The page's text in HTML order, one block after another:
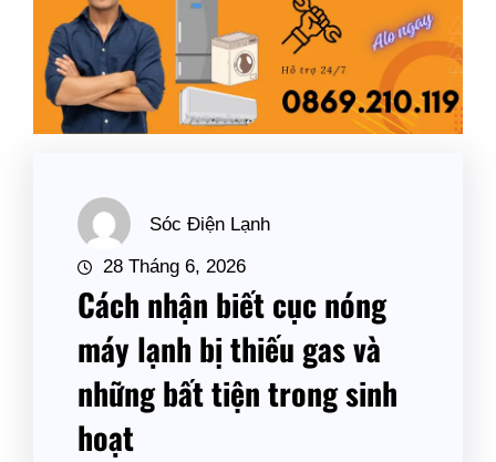
Sóc Điện Lạnh
28 Tháng 6, 2026
Cách nhận biết cục nóng
máy lạnh bị thiếu gas và
những bất tiện trong sinh
hoạt